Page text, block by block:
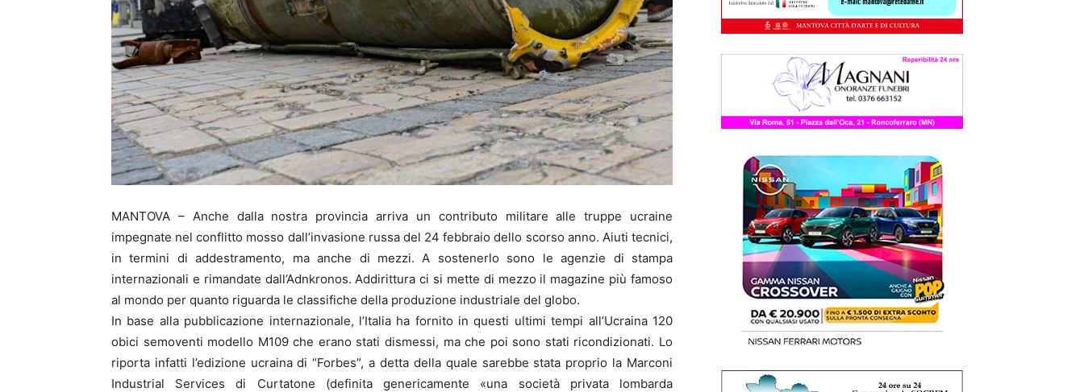
MANTOVA – Anche dalla nostra provincia arriva un contributo militare alle truppe ucraine
impegnate nel conflitto mosso dall’invasione russa del 24 febbraio dello scorso anno. Aiuti tecnici,
in termini di addestramento, ma anche di mezzi. A sostenerlo sono le agenzie di stampa
internazionali e rimandate dall’Adnkronos. Addirittura ci si mette di mezzo il magazine più famoso
al mondo per quanto riguarda le classifiche della produzione industriale del globo.
In base alla pubblicazione internazionale, l’Italia ha fornito in questi ultimi tempi all’Ucraina 120
obici semoventi modello M109 che erano stati dismessi, ma che poi sono stati ricondizionati. Lo
riporta infatti l’edizione ucraina di “Forbes”, a detta della quale sarebbe stata proprio la Marconi
Industrial Services di Curtatone (definita genericamente «una società privata lombarda